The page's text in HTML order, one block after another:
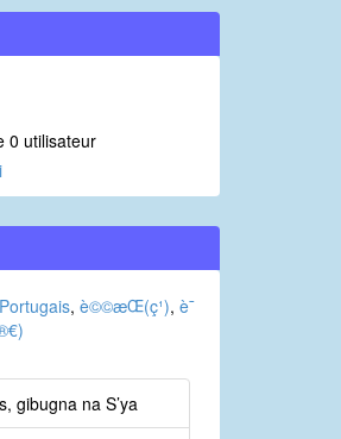
0 utilisateur
Portugais, è©©æ­Œ(ç¹), è¯
gibugna na S’ya